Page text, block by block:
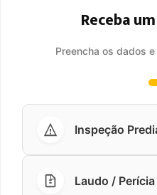
Receba
Preencha os dados
Inspeção
Laudo / Perícia